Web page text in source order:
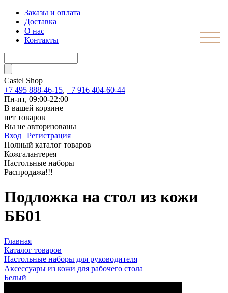
Заказы и оплата
Доставка
О нас
Контакты
Castel Shop
+7 495 888-46-15, +7 916 404-60-44
Пн-пт, 09:00-22:00
В вашей корзине
нет товаров
Вы не авторизованы
Вход | Регистрация
Полный каталог товаров
Кожгалантерея
Настольные наборы
Распродажа!!!
Подложка на стол из кожи
ББ01
Главная
Каталог товаров
Настольные наборы для руководителя
Аксессуары из кожи для рабочего стола
Белый